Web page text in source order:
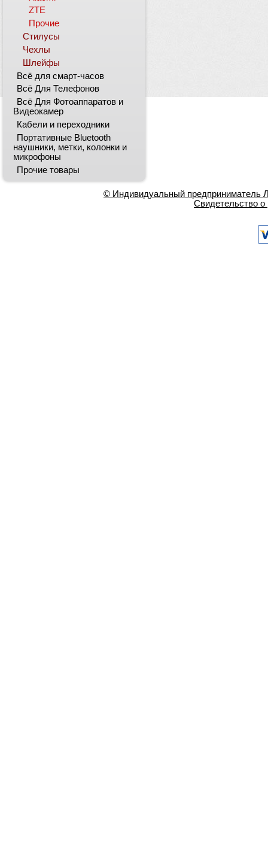
ZTE
Прочие
Стилусы
Чехлы
Шлейфы
Всё для смарт-часов
Всё Для Телефонов
Всё Для Фотоаппаратов и
Видеокамер
Кабели и переходники
Портативные Bluetooth
наушники, метки, колонки и
микрофоны
Прочие товары
© Индивидуальный предприниматель
Свидетельство